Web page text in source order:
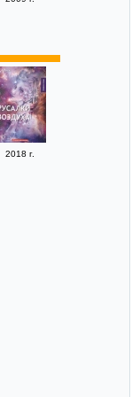
2018 г.